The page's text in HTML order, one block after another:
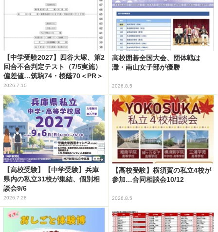
【中学受験2027】四谷大塚、第2
回合不合判定テスト（7/5実施）
偏差値…筑駒74・桜蔭70＜PR＞
2026.7.10
高校囲碁全国大会、団体戦は
灘・南山女子部が優勝
2026.8.5
【高校受験】【中学受験】兵庫
県内の私立31校が集結、個別相
談会9/6
2026.7.28
【高校受験】横須賀の私立4校が
参加…合同相談会10/12
2026.8.5